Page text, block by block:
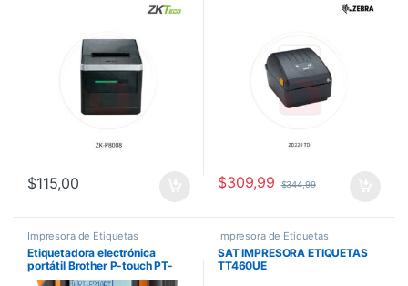
$115,00 $309,99 $344,99
Impresora de Etiquetas
Etiquetadora electrónica
portátil Brother P-touch PT-
E310Btvp
Impresora de Etiquetas
SAT IMPRESORA ETIQUETAS
TT460UE